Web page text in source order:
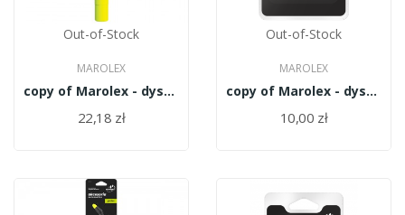
Out-of-Stock
MAROLEX
copy of Marolex - dysza kompletna MR1.0 H Z12/10-H
22,18 zł
Out-of-Stock
MAROLEX
copy of Marolex - dysza kompletna MR1.0 H Z12/10-H
10,00 zł